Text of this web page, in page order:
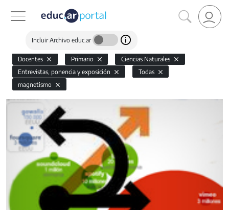
Incluir Archivo educ.ar
Docentes Primario
Ciencias Naturales
Entrevistas, ponencia y exposición
Todas
magnetismo